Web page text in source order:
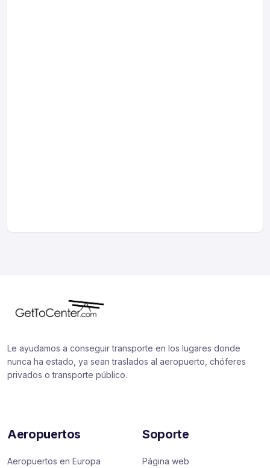
Le ayudamos a conseguir transporte en los lugares donde
nunca ha estado, ya sean traslados al aeropuerto, chóferes
privados o transporte público.
Aeropuertos
Aeropuertos en Europa
Soporte
Página web